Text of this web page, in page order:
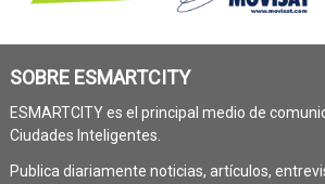
SOBRE ESMARTCITY
ESMARTCITY es el principal medio de
Ciudades Inteligentes.
Publica diariamente noticias, artículos,